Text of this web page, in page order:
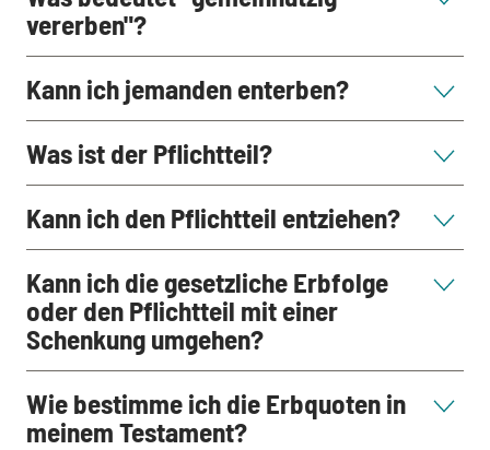
vererben"?
Kann ich jemanden enterben?
Was ist der Pflichtteil?
Kann ich den Pflichtteil entziehen?
Kann ich die gesetzliche Erbfolge
oder den Pflichtteil mit einer
Schenkung umgehen?
Wie bestimme ich die Erbquoten in
meinem Testament?